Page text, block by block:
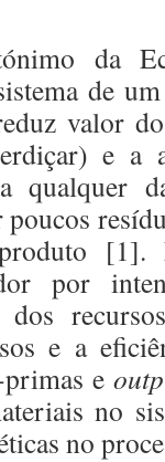
da
de
valor
e a
qualquer
[1].
por
dos
e a
e
no
no